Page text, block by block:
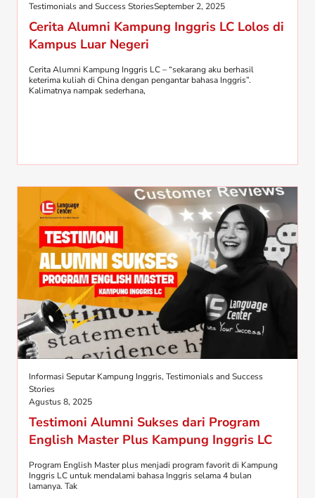
Testimonials and Success StoriesSeptember 2, 2025
Cerita Alumni Kampung Inggris LC Lolos di
Kampus Luar Negeri
Cerita Alumni Kampung Inggris LC – “sekarang aku berhasil
keterima kuliah di China dengan pengantar bahasa Inggris”.
Kalimatnya nampak sederhana,
Informasi Seputar Kampung Inggris, Testimonials and Success
Stories
Agustus 8, 2025
Testimoni Alumni Sukses dari Program
English Master Plus Kampung Inggris LC
Program English Master plus menjadi program favorit di Kampung
Inggris LC untuk mendalami bahasa Inggris selama 4 bulan
lamanya. Tak